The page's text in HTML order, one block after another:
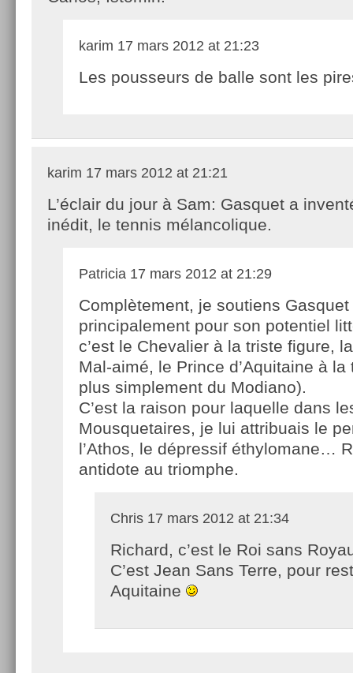
karim 17 mars 2012 at 21:23
Les pousseurs de balle sont les
karim 17 mars 2012 at 21:21
L’éclair du jour à Sam: Gasquet a
inédit, le tennis mélancolique.
Patricia 17 mars 2012 at 21:29
Complètement, je soutiens Gasquet
principalement pour son potentiel
c’est le Chevalier à la triste figure,
Mal-aimé, le Prince d’Aquitaine à
plus simplement du Modiano).
C’est la raison pour laquelle dans
Mousquetaires, je lui attribuais le
l’Athos, le dépressif éthylomane…
antidote au triomphe.
Chris 17 mars 2012 at 21:34
Richard, c’est le Roi sans
C’est Jean Sans Terre, pour
Aquitaine